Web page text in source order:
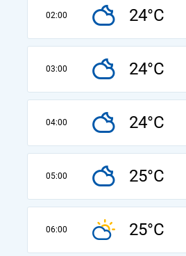
02:00 24°C
03:00 24°C
04:00 24°C
05:00 25°C
06:00 25°C